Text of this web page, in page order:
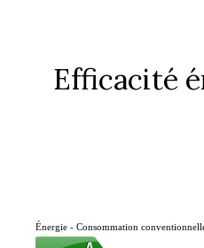
Efficacité
Énergie - Consommation